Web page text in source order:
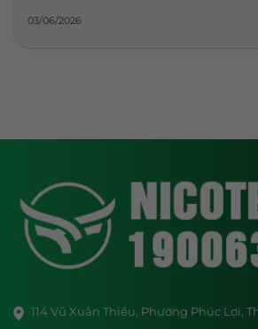
03/06/2026
114 Vũ Xuân Thiều, Phường Phúc Lợi,